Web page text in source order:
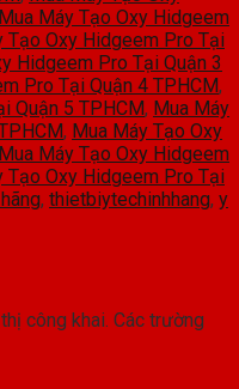
Mua Máy Tạo Oxy Hidgeem
Tạo Oxy Hidgeem Pro Tại
Hidgeem Pro Tại Quận 3
Pro Tại Quận 4 TPHCM,
Quận 5 TPHCM, Mua Máy
, Mua Máy Tạo Oxy
Mua Máy Tạo Oxy Hidgeem
Tạo Oxy Hidgeem Pro Tại
, thietbiytechinhhang, y
công khai. Các trường